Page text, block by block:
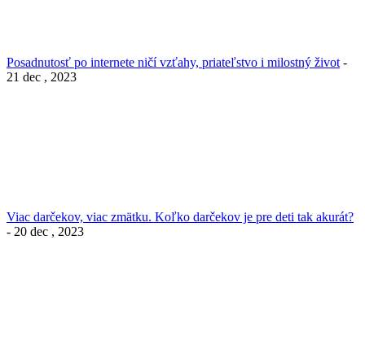
Posadnutosť po internete ničí vzťahy, priateľstvo i milostný život -
21 dec , 2023
Viac darčekov, viac zmätku. Koľko darčekov je pre deti tak akurát?
- 20 dec , 2023